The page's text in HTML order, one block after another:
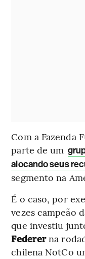
Com a Fazenda
parte de um
alocando seus
segmento na
É o caso, por
vezes campeão
que investiu
Federerna
chilena NotCo